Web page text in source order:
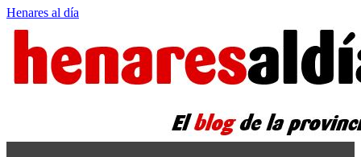
Henares al día